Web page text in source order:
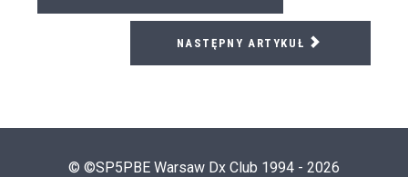
NASTĘPNY ARTYKUŁ
© ©SP5PBE Warsaw Dx Club 1994 - 2026